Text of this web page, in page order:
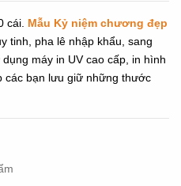
cái. Mẫu Kỷ niệm chương đẹp
tinh, pha lê nhập khẩu, sang
máy in UV cao cấp, in hình
bạn lưu giữ những thước